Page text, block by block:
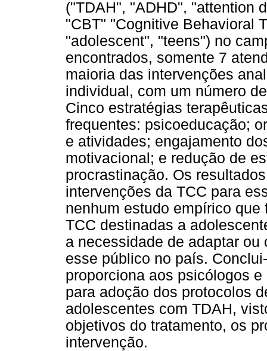
("TDAH", "ADHD", "attention
"CBT" "Cognitive Behavioral
"adolescent", "teens") no
encontrados, somente 7
maioria das intervenções
individual, com um número
Cinco estratégias
frequentes: psicoeducação;
e atividades; engajamento
motivacional; e redução de
procrastinação. Os
intervenções da TCC para
nenhum estudo empírico
TCC destinadas a
a necessidade de adaptar
esse público no país.
proporciona aos psicólogos
para adoção dos protocolos
adolescentes com TDAH,
objetivos do tratamento, os
intervenção.